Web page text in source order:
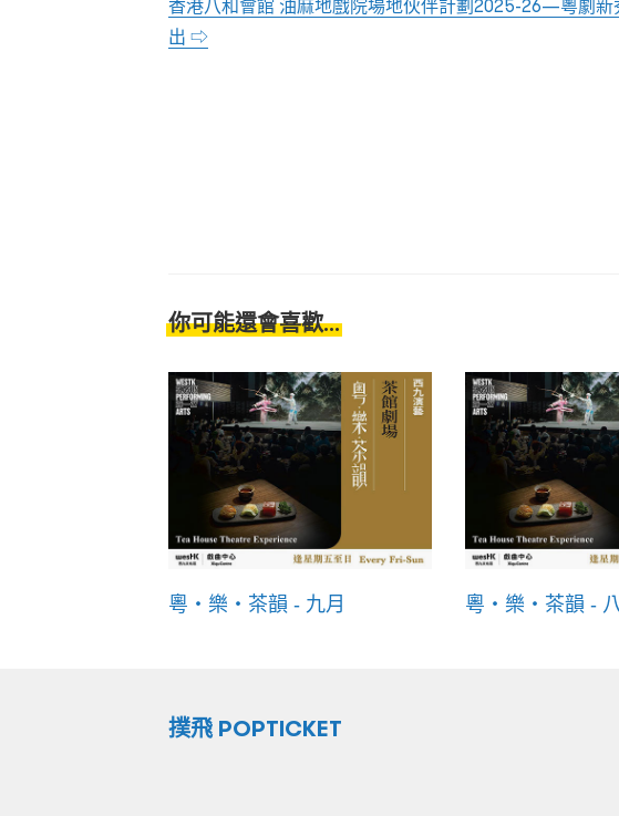
香港八和會館 油麻地戲院場地伙伴計劃 2025-26—粵劇新
出 ⇨
你可能還會喜歡...
粵・樂・茶韻 - 九月 粵・樂・茶韻 -
撲飛 POPTICKET